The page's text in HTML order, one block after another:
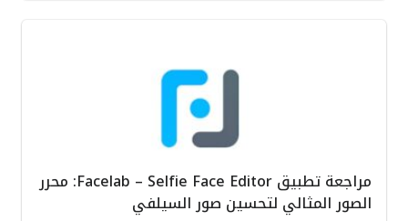
مراجعة تطبيق Facelab – Selfie Face Editor: محرر
الصور المثالي لتحسين صور السيلفي